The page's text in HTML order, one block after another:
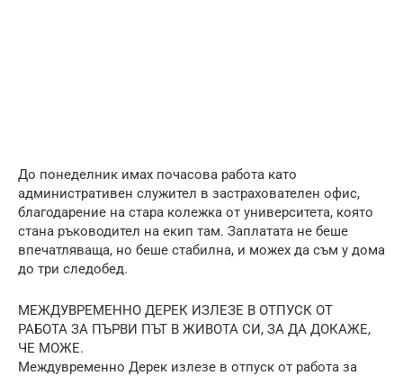
До понеделник имах почасова работа като
административен служител в застрахователен офис,
благодарение на стара колежка от университета, която
стана ръководител на екип там. Заплатата не беше
впечатляваща, но беше стабилна, и можех да съм у дома
до три следобед.
МЕЖДУВРЕМЕННО ДЕРЕК ИЗЛЕЗЕ В ОТПУСК ОТ
РАБОТА ЗА ПЪРВИ ПЪТ В ЖИВОТА СИ, ЗА ДА ДОКАЖЕ,
ЧЕ МОЖЕ.
Междувременно Дерек излезе в отпуск от работа за